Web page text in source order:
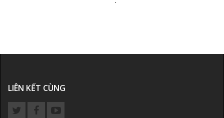
LIÊN KẾT CÙNG